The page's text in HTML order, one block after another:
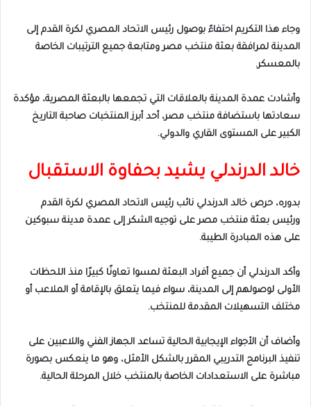
وجاء هذا التكريم احتفاءً بوصول رئيس الاتحاد المصري لكرة القدم إلى
المدينة لمرافقة بعثة منتخب مصر ومتابعة جميع الترتيبات الخاصة
بالمعسكر.
وأشادت عمدة المدينة بالعلاقات التي تجمعها بالبعثة المصرية، مؤكدة
سعادتها باستضافة منتخب مصر، أحد أبرز المنتخبات صاحبة التاريخ
الكبير على المستوى القاري والدولي.
خالد الدرندلي يشيد بحفاوة الاستقبال
بدوره، حرص خالد الدرندلي نائب رئيس الاتحاد المصري لكرة القدم
ورئيس بعثة منتخب مصر على توجيه الشكر إلى عمدة مدينة سبوكين
على هذه المبادرة الطيبة.
وأكد الدرندلي أن جميع أفراد البعثة لمسوا تعاونًا كبيرًا منذ اللحظات
الأولى لوصولهم إلى المدينة، سواء فيما يتعلق بالإقامة أو الملاعب أو
مختلف التسهيلات المقدمة للمنتخب.
وأضاف أن الأجواء الإيجابية الحالية تساعد الجهاز الفني واللاعبين على
تنفيذ البرنامج التدريبي المقرر بالشكل الأمثل، وهو ما ينعكس بصورة
مباشرة على الاستعدادات الخاصة بالمنتخب خلال المرحلة الحالية.